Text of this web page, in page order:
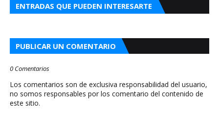
ENTRADAS QUE PUEDEN INTERESARTE
PUBLICAR UN COMENTARIO
0 Comentarios
Los comentarios son de exclusiva responsabilidad del usuario,
no somos responsables por los comentario del contenido de
este sitio.